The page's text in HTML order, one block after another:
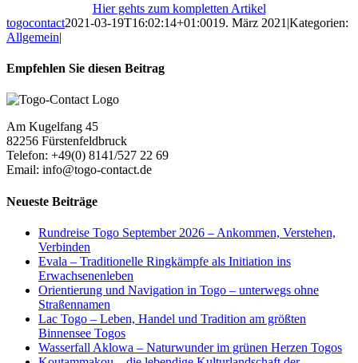
Hier gehts zum kompletten Artikel
togocontact2021-03-19T16:02:14+01:0019. März 2021 |Kategorien:
Allgemein|
Empfehlen Sie diesen Beitrag
Facebook
X
Reddit
LinkedIn
Tumblr
Pinterest
Am Kugelfang 45
82256 Fürstenfeldbruck
Telefon: +49(0) 8141/527 22 69
Email: info@togo-contact.de
Neueste Beiträge
Rundreise Togo September 2026 – Ankommen, Verstehen,
Verbinden
Evala – Traditionelle Ringkämpfe als Initiation ins
Erwachsenenleben
Orientierung und Navigation in Togo – unterwegs ohne
Straßennamen
Lac Togo – Leben, Handel und Tradition am größten
Binnensee Togos
Wasserfall Aklowa – Naturwunder im grünen Herzen Togos